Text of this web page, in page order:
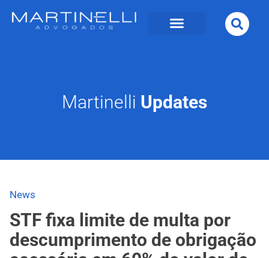
Martinelli Updates
News
STF fixa limite de multa por
descumprimento de obrigação